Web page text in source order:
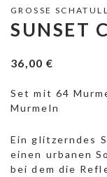
GROSSE SCHATULLE
SUNSET
36,00 €
Set mit 64
Murmeln
Ein glitzerndes
einen urbanen
bei dem die